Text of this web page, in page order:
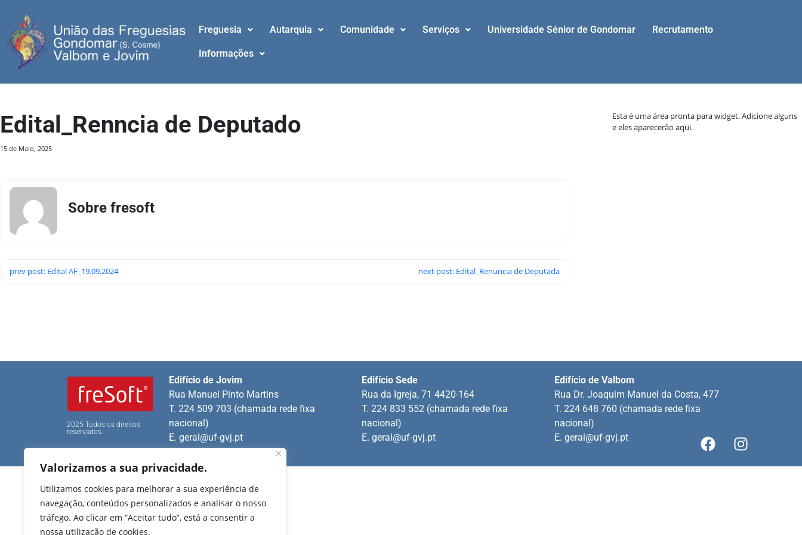
Valorizamos a sua privacidade.
Utilizamos cookies para melhorar a sua experiência de
navegação, conteúdos personalizados e analisar o nosso
tráfego. Ao clicar em “Aceitar tudo”, está a consentir a
nossa utilização de cookies.
Freguesia Autarquia Comunidade Serviços Universidade Sénior de Gondomar Recrutamento
Informações
Edital_Renncia de Deputado
15 de Maio, 2025
Sobre fresoft
prev post: Edital AF_19.09.2024 next post: Edital_Renuncia de Deputada
Esta é uma área pronta para widget. Adicione alguns
e eles aparecerão aqui.
2025 Todos os direitos
reservados.
Edifício de Jovim
Rua Manuel Pinto Martins
T. 224 509 703 (chamada rede fixa
nacional)
E.geral@uf-gvj.pt
Edifício Sede
Rua da Igreja, 71 4420-164
T. 224 833 552 (chamada rede fixa
nacional)
E.geral@uf-gvj.pt
Edifício de Valbom
Rua Dr. Joaquim Manuel da Costa, 477
T. 224 648 760 (chamada rede fixa
nacional)
E.geral@uf-gvj.pt